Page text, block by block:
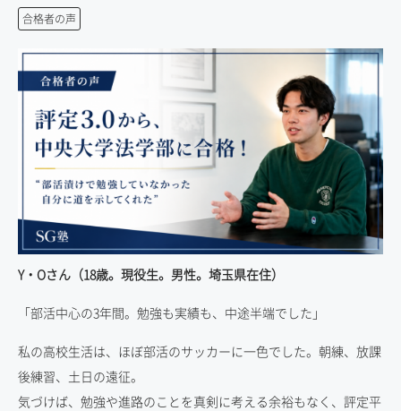
合格者の声
Y・Oさん（18歳。現役生。男性。埼玉県在住）
「部活中心の3年間。勉強も実績も、中途半端でした」
私の高校生活は、ほぼ部活のサッカーに一色でした。朝練、放課
後練習、土日の遠征。
気づけば、勉強や進路のことを真剣に考える余裕もなく、評定平